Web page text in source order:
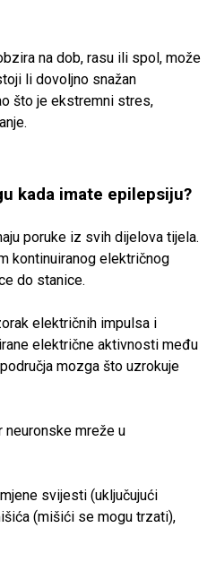
na dob, rasu ili spol, može
li dovoljno snažan
što je ekstremni stres,
kada imate epilepsiju?
poruke iz svih dijelova tijela.
kontinuiranog električnog
do stanice.
električnih impulsa i
električne aktivnosti među
mozga što uzrokuje
svijesti (uključujući
(mišići se mogu trzati),